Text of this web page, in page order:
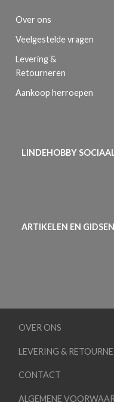
Over ons
Veelgestelde vragen
Levering &
Retourneren
Aankoop herroepen
LINDEHOBBY
ARTIKELEN EN GIDSEN
OVER ONS
LEVERING &
CONTACT
ALGEMENE